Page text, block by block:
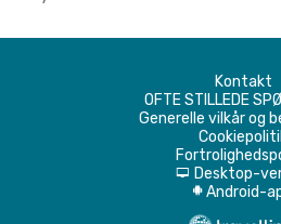
Kontakt
OFTE STILLEDE
Generelle vilkår og
d Desktop-
A Android-